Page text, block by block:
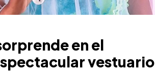
en el
vestuario